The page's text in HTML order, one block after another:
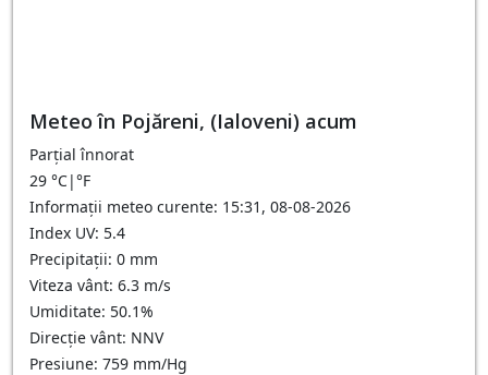
Meteo în Pojăreni, (Ialoveni) acum
Parțial înnorat
29 °C|°F
Informații meteo curente: 15:31, 08-08-2026
Index UV: 5.4
Precipitații: 0 mm
Viteza vânt: 6.3 m/s
Umiditate: 50.1%
Direcție vânt: NNV
Presiune: 759 mm/Hg